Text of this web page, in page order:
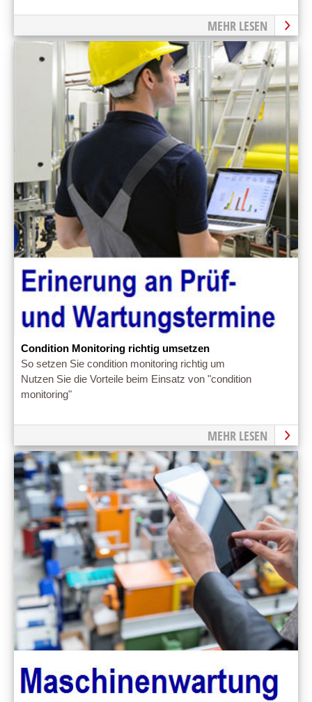
MEHR LESEN
Condition Monitoring richtig umsetzen
So setzen Sie condition monitoring richtig um
Nutzen Sie die Vorteile beim Einsatz von "condition
monitoring"
MEHR LESEN